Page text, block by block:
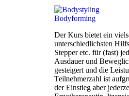
Bodyforming
Der Kurs bietet ein
unterschiedlichsten
Stepper etc. für (fast)
Ausdauer und
gesteigert und die
Teilnehmerzahl ist
der Einstieg aber